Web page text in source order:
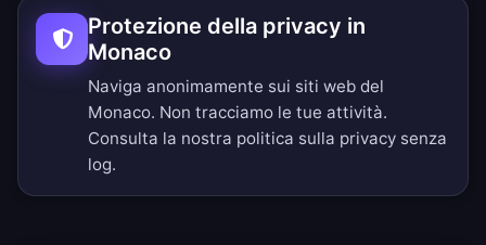
Protezione della privacy in
Monaco
Naviga anonimamente sui siti web del
Monaco. Non tracciamo le tue attività.
Consulta la nostra politica sulla privacy senza
log.